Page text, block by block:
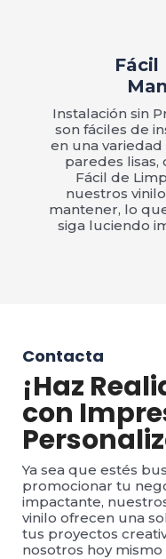
Fácil
Instalación sin
son fáciles de
en una
paredes lisas,
Fácil de
nuestros
mantener, lo
siga luciendo
Contacta
¡Haz
con
Ya sea que estés
promocionar tu
impactante,
vinilo ofrecen una
tus proyectos
nosotros hoy